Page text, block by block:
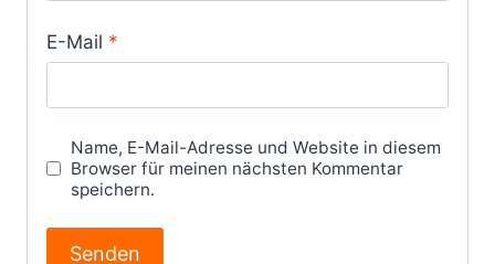
E-Mail *
Name, E-Mail-Adresse und Website in diesem
Browser für meinen nächsten Kommentar
speichern.